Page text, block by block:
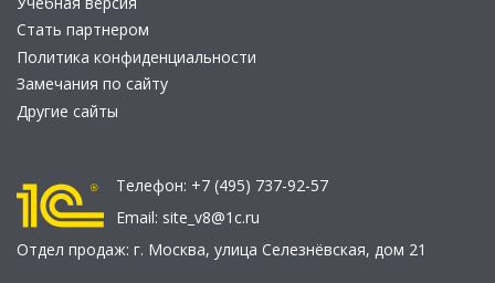
Стать партнером
Политика конфиденциальности
Замечания по сайту
Другие сайты
Телефон: +7 (495) 737-92-57
Email: site_v8@1c.ru
Отдел продаж: г. Москва, улица Селезнёвская, дом 21